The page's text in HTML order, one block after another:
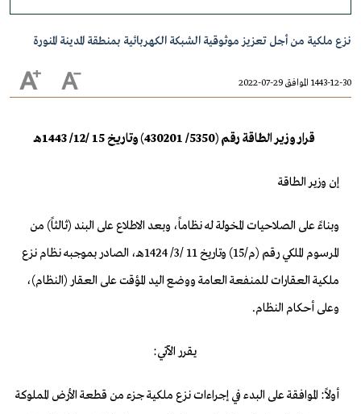
نزع ملكية من أجل تعزيز موثوقية الشبكة الكهربائية بمنطقة المدينة المنورة
1443-12-30 الموافق 29-07-2022
قرار وزير الطاقة رقم (5350/ 430201) وتاريخ 15 /12/ 1443هـ
إن وزير الطاقة
وبناءً على الصلاحيات المخولة له نظاماً، وبعد الاطلاع على البند (ثالثاً) من
المرسوم الملكي رقم (م/15) وتاريخ 11 /3/ 1424هـ، الصادر بموجبه نظام نزع
ملكية العقارات للمنفعة العامة ووضع اليد المؤقت على العقار (النظام)،
وعلى أحكام النظام.
يقرر الآتي:
أولاً: الموافقة على البدء في إجراءات نزع ملكية جزء من قطعة الأرض المملوكة